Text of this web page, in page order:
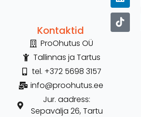
Kontaktid
ProOhutus OÜ
Tallinnas ja Tartus
tel. +372 5698 3157
info@proohutus.ee
Jur. aadress:
Sepavälja 26, Tartu